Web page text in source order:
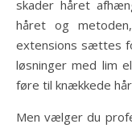
skader håret
håret og
extensions sættes
løsninger med lim
føre til knækkede
Men vælger du